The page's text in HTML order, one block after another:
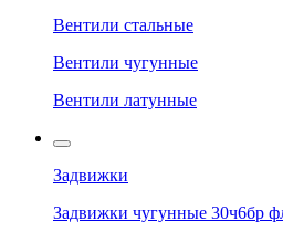
Вентили стальные
Вентили чугунные
Вентили латунные
Задвижки
Задвижки чугунные 30ч6бр